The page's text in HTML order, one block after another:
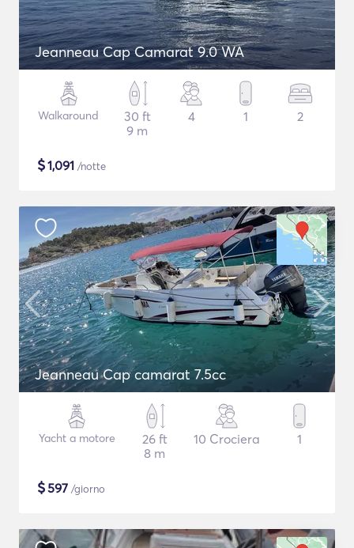
Jeanneau Cap Camarat 9.0 WA
Walkaround
30 ft
9 m
4 1 2
$1,091 /notte
Jeanneau Cap camarat 7.5cc
Yacht a motore
26 ft
8 m
10 Crociera 1
$597 /giorno